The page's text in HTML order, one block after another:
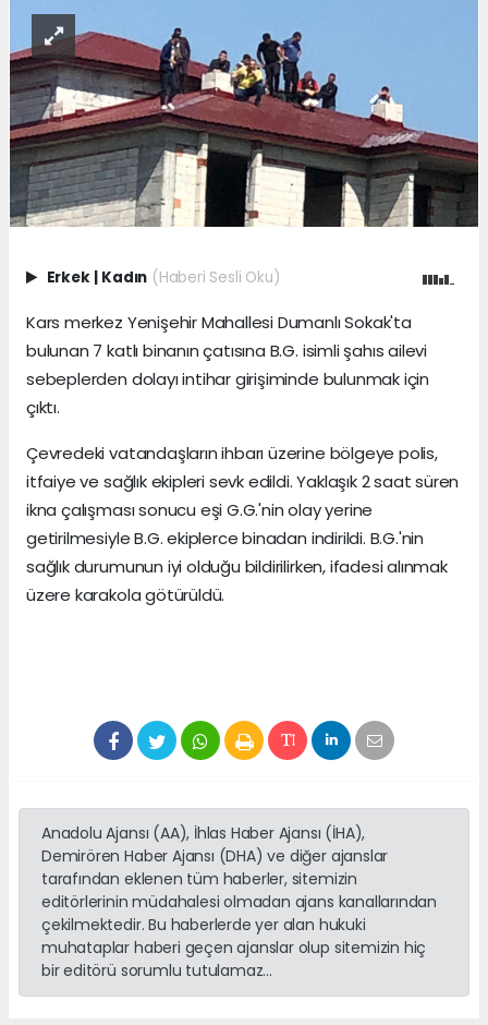
Erkek | Kadın (Haberi Sesli Oku)
Kars merkez Yenişehir Mahallesi Dumanlı Sokak'ta
bulunan 7 katlı binanın çatısına B.G. isimli şahıs ailevi
sebeplerden dolayı intihar girişiminde bulunmak için
çıktı.
Çevredeki vatandaşların ihbarı üzerine bölgeye polis,
itfaiye ve sağlık ekipleri sevk edildi. Yaklaşık 2 saat süren
ikna çalışması sonucu eşi G.G.'nin olay yerine
getirilmesiyle B.G. ekiplerce binadan indirildi. B.G.'nin
sağlık durumunun iyi olduğu bildirilirken, ifadesi alınmak
üzere karakola götürüldü.
Anadolu Ajansı (AA), İhlas Haber Ajansı (İHA),
Demirören Haber Ajansı (DHA) ve diğer ajanslar
tarafından eklenen tüm haberler, sitemizin
editörlerinin müdahalesi olmadan ajans kanallarından
çekilmektedir. Bu haberlerde yer alan hukuki
muhataplar haberi geçen ajanslar olup sitemizin hiç
bir editörü sorumlu tutulamaz...